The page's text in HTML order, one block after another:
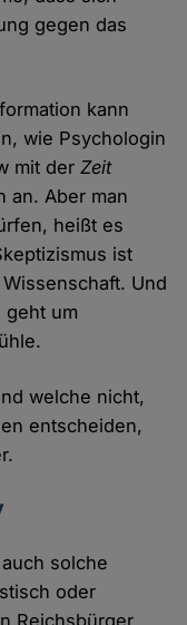
gegen das
kann
wie Psychologin
mit derZeit
an. Aber man
heißt es
ist
Und
geht um
welche nicht,
entscheiden,
solche
oder